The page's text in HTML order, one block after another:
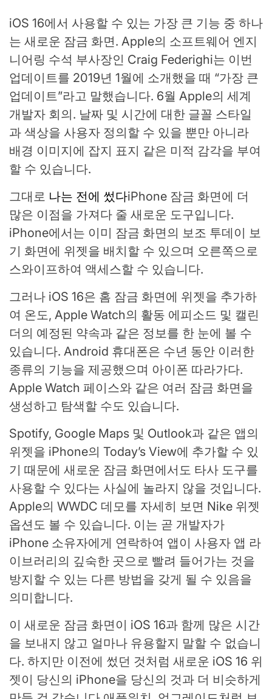
iOS 16에서 사용할 수 있는 가장 큰 기능 중 하나
는 새로운 잠금 화면. Apple의 소프트웨어 엔지
니어링 수석 부사장인 Craig Federighi는 이번
업데이트를 2019년 1월에 소개했을 때 “가장 큰
업데이트”라고 말했습니다. 6월 Apple의 세계
개발자 회의. 날짜 및 시간에 대한 글꼴 스타일
과 색상을 사용자 정의할 수 있을 뿐만 아니라
배경 이미지에 잡지 표지 같은 미적 감각을 부여
할 수 있습니다.
그대로 나는 전에 썼다iPhone 잠금 화면에 더
많은 이점을 가져다 줄 새로운 도구입니다.
iPhone에서는 이미 잠금 화면의 보조 투데이 보
기 화면에 위젯을 배치할 수 있으며 오른쪽으로
스와이프하여 액세스할 수 있습니다.
그러나 iOS 16은 홈 잠금 화면에 위젯을 추가하
여 온도, Apple Watch의 활동 에피소드 및 캘린
더의 예정된 약속과 같은 정보를 한 눈에 볼 수
있습니다. Android 휴대폰은 수년 동안 이러한
종류의 기능을 제공했으며 아이폰 따라가다.
Apple Watch 페이스와 같은 여러 잠금 화면을
생성하고 탐색할 수도 있습니다.
Spotify, Google Maps 및 Outlook과 같은 앱의
위젯을 iPhone의 Today’s View에 추가할 수 있
기 때문에 새로운 잠금 화면에서도 타사 도구를
사용할 수 있다는 사실에 놀라지 않을 것입니다.
Apple의 WWDC 데모를 자세히 보면 Nike 위젯
옵션도 볼 수 있습니다. 이는 곧 개발자가
iPhone 소유자에게 연락하여 앱이 사용자 앱 라
이브러리의 깊숙한 곳으로 빨려 들어가는 것을
방지할 수 있는 다른 방법을 갖게 될 수 있음을
의미합니다.
이 새로운 잠금 화면이 iOS 16과 함께 많은 시간
을 보내지 않고 얼마나 유용할지 말할 수 없습니
다. 하지만 이전에 썼던 것처럼 새로운 iOS 16 위
젯이 당신의 iPhone을 당신의 것과 더 비슷하게